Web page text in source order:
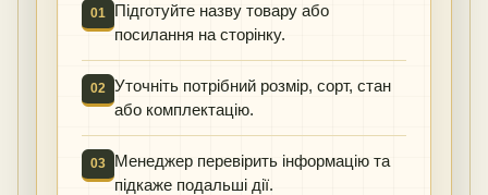
01
Підготуйте назву товару або
посилання на сторінку.
02 Уточніть потрібний розмір, сорт, стан
або комплектацію.
03
Менеджер перевірить інформацію та
підкаже подальші дії.